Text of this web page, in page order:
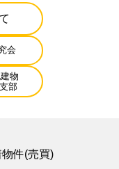
会
物
部
物件(売買)